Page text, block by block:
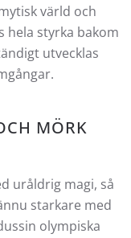
värld och
hela styrka bakom
utvecklas
MÖRK
uråldrig magi, så
starkare med
olympiska